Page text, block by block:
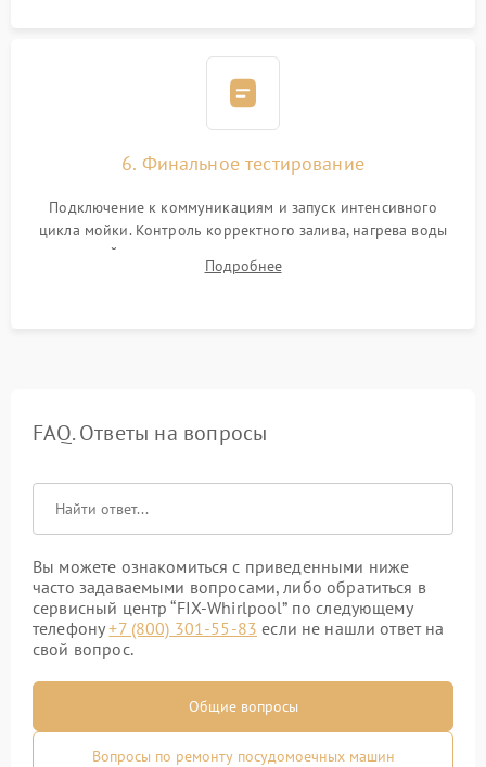
6. Финальное тестирование
Подключение к коммуникациям и запуск интенсивного
цикла мойки. Контроль корректного залива, нагрева воды
до нужной температуры, отсутствия посторонних шумов,
штатного слива и абсолютной сухости в поддоне.
Подробнее
FAQ. Ответы на вопросы
Вы можете ознакомиться с приведенными ниже
часто задаваемыми вопросами, либо обратиться в
сервисный центр “FIX-Whirlpool” по следующему
телефону+7 (800) 301-55-83 если не нашли ответ на
свой вопрос.
Общие вопросы
Вопросы по ремонту посудомоечных машин